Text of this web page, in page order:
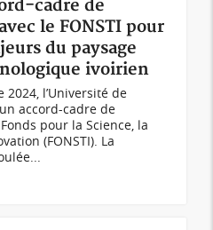
cadre de
le FONSTI pour
du paysage
ivoirien
l’Université de
accord-cadre de
pour la Science, la
(FONSTI). La